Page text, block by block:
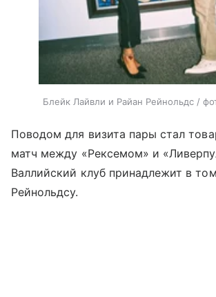
Блейк Лайвли и Райан Рейнольдс /
Поводом для визита пары стал
матч между «Рексемом» и
Валлийский клуб принадлежит в
Рейнольдсу.